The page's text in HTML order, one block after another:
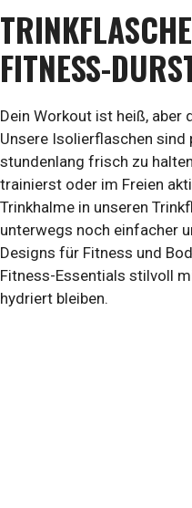
FITNESS-
Dein Workout ist heiß, aber
Unsere Isolierflaschen sind
stundenlang frisch zu
trainierst oder im Freien
Trinkhalme in unseren
unterwegs noch einfacher
Designs für Fitness und
Fitness-Essentials stilvoll
hydriert bleiben.